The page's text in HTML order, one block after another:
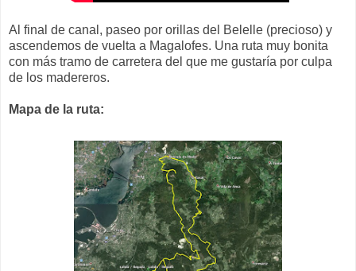
Al final de canal, paseo por orillas del Belelle (precioso) y
ascendemos de vuelta a Magalofes. Una ruta muy bonita
con más tramo de carretera del que me gustaría por culpa
de los madereros.
Mapa de la ruta: